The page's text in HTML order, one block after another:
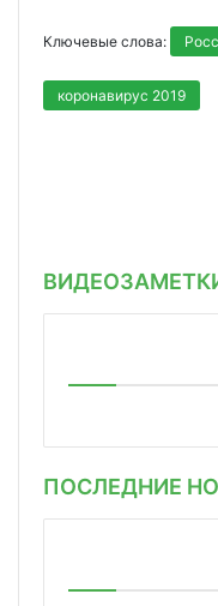
Ключевые слова:
коронавирус 2019
ПОСЛЕДНИЕ